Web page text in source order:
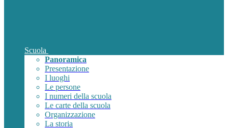
Scuola
Panoramica
Presentazione
I luoghi
Le persone
I numeri della scuola
Le carte della scuola
Organizzazione
La storia